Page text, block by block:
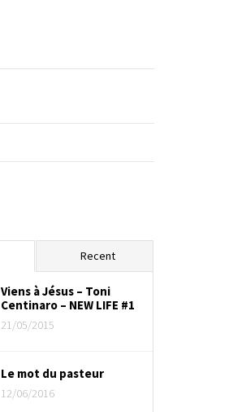
Recent
Viens à Jésus – Toni
Centinaro – NEW LIFE #1
21/05/2015
Le mot du pasteur
12/06/2016